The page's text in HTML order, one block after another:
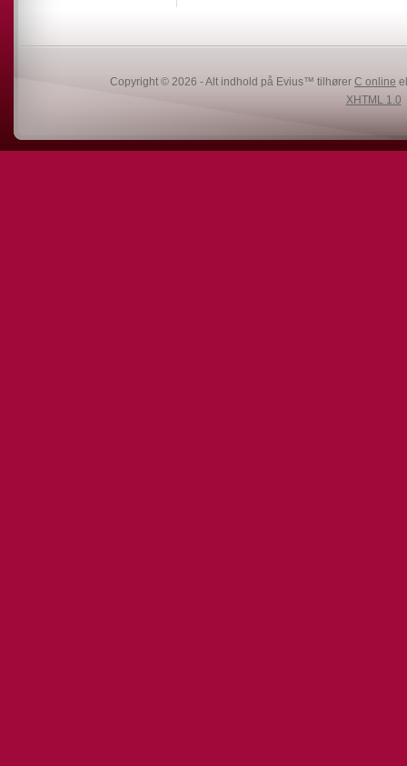
Copyright © 2026 - Alt indhold på Evius™ tilhører C online
XHTML 1.0